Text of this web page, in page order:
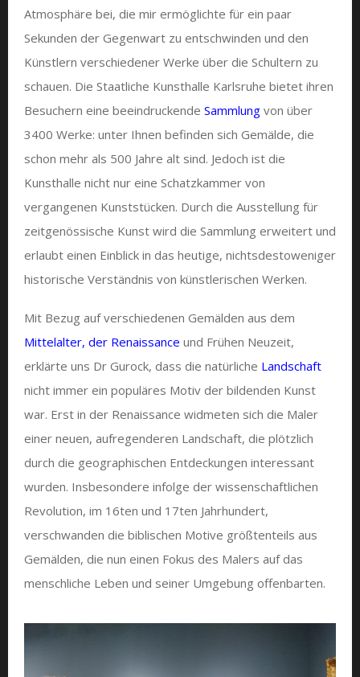
Atmosphäre bei, die mir ermöglichte für ein paar
Sekunden der Gegenwart zu entschwinden und den
Künstlern verschiedener Werke über die Schultern zu
schauen. Die Staatliche Kunsthalle Karlsruhe bietet ihren
Besuchern eine beeindruckende Sammlung von über
3400 Werke: unter Ihnen befinden sich Gemälde, die
schon mehr als 500 Jahre alt sind. Jedoch ist die
Kunsthalle nicht nur eine Schatzkammer von
vergangenen Kunststücken. Durch die Ausstellung für
zeitgenössische Kunst wird die Sammlung erweitert und
erlaubt einen Einblick in das heutige, nichtsdestoweniger
historische Verständnis von künstlerischen Werken.
Mit Bezug auf verschiedenen Gemälden aus dem
Mittelalter, der Renaissance und Frühen Neuzeit,
erklärte uns Dr Gurock, dass die natürliche Landschaft
nicht immer ein populäres Motiv der bildenden Kunst
war. Erst in der Renaissance widmeten sich die Maler
einer neuen, aufregenderen Landschaft, die plötzlich
durch die geographischen Entdeckungen interessant
wurden. Insbesondere infolge der wissenschaftlichen
Revolution, im 16ten und 17ten Jahrhundert,
verschwanden die biblischen Motive größtenteils aus
Gemälden, die nun einen Fokus des Malers auf das
menschliche Leben und seiner Umgebung offenbarten.